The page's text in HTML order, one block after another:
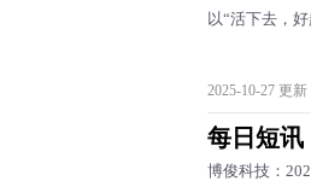
以“活下去，
2025-10-27 更新
每日短讯
博俊科技：